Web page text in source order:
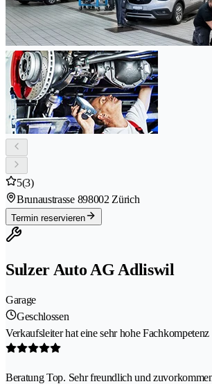
5(3)
Brunaustrasse 898002 Zürich
Termin reservieren
Sulzer Auto AG Adliswil
Garage
Geschlossen
Verkaufsleiter hat eine sehr hohe Fachkompetenz
Beratung Top. Sehr freundlich und